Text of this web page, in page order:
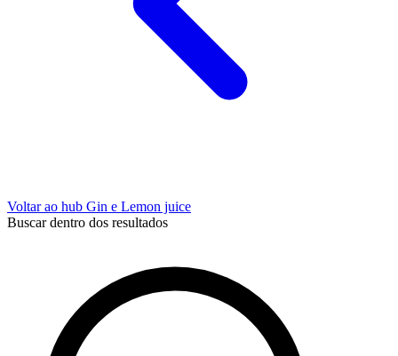
Voltar ao hub Gin e Lemon juice
Buscar dentro dos resultados